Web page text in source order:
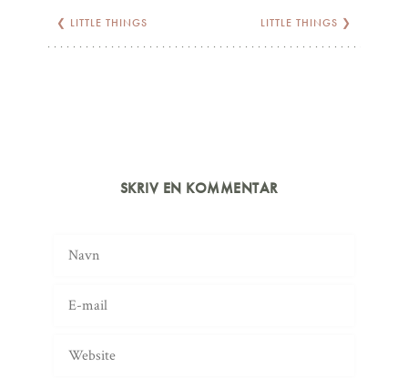
❮ LITTLE THINGS LITTLE THINGS ❯
SKRIV EN KOMMENTAR